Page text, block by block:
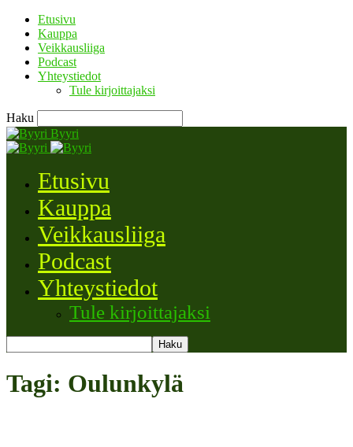
Etusivu
Kauppa
Veikkausliiga
Podcast
Yhteystiedot
Tule kirjoittajaksi
Haku
Byyri
Etusivu
Kauppa
Veikkausliiga
Podcast
Yhteystiedot
Tule kirjoittajaksi
Tagi: Oulunkylä